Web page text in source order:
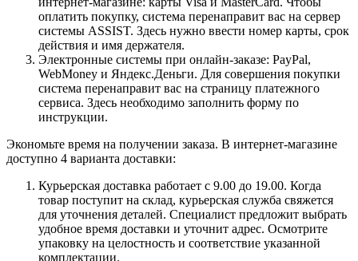
оплатить покупку, система перенаправит вас на сервер
системы ASSIST. Здесь нужно ввести номер карты, срок
действия и имя держателя.
Электронные системы при онлайн-заказе: PayPal,
WebMoney и Яндекс.Деньги. Для совершения покупки
система перенаправит вас на страницу платежного
сервиса. Здесь необходимо заполнить форму по
инструкции.
Экономьте время на получении заказа. В интернет-магазине
доступно 4 варианта доставки:
Курьерская доставка работает с 9.00 до 19.00. Когда
товар поступит на склад, курьерская служба свяжется
для уточнения деталей. Специалист предложит выбрать
удобное время доставки и уточнит адрес. Осмотрите
упаковку на целостность и соответствие указанной
комплектации.